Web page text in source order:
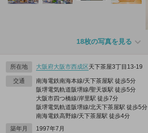
18枚の写真を見る
所在地 大阪府大阪市西成区天下茶屋3丁目13-19
交通
南海電鉄南海本線/天下茶屋駅 徒歩5分
阪堺電気軌道阪堺線/聖天坂駅 徒歩5分
大阪市四つ橋線/岸里駅 徒歩7分
阪堺電気軌道阪堺線/北天下茶屋駅 徒歩5分
南海電鉄高野線/天下茶屋駅 徒歩4分
築年月
1997年7月